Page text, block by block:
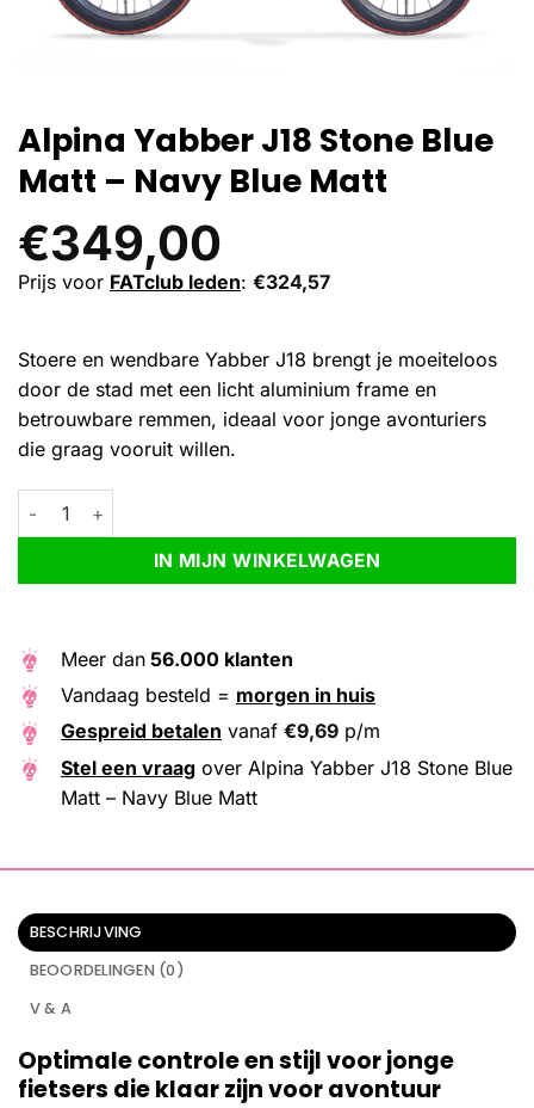
Alpina Yabber J18 Stone Blue
Matt – Navy Blue Matt
€349,00
Prijs voor FATclub leden: €324,57
Stoere en wendbare Yabber J18 brengt je moeiteloos
door de stad met een licht aluminium frame en
betrouwbare remmen, ideaal voor jonge avonturiers
die graag vooruit willen.
Alpina Yabber J18 Stone Blue Matt - Navy Blue Matt aantal
IN MIJN WINKELWAGEN
Alternative:
Meer dan 56.000 klanten
Vandaag besteld = morgen in huis
Gespreid betalen vanaf €9,69 p/m
Stel een vraag over Alpina Yabber J18 Stone Blue
Matt – Navy Blue Matt
BESCHRIJVING
BEOORDELINGEN (0)
V & A
Optimale controle en stijl voor jonge
fietsers die klaar zijn voor avontuur